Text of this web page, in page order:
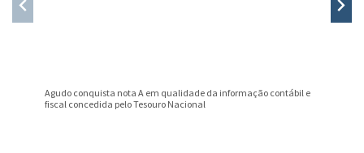
Agudo conquista nota A em qualidade da informação contábil e
fiscal concedida pelo Tesouro Nacional